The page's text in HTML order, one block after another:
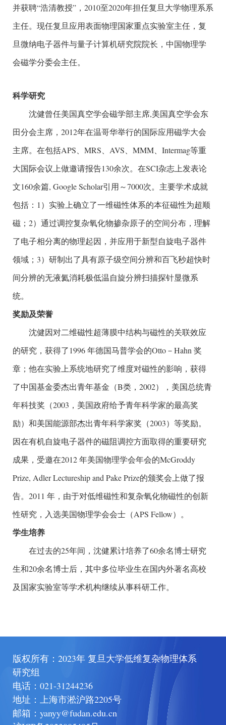
并获聘“浩清教授”，2010至2020年担任复旦大学物理系系
主任。现任复旦应用表面物理国家重点实验室主任，复
旦微纳电子器件与量子计算机研究院院长，中国物理学
会磁学分委会主任。
科学研究
沈健曾任美国真空学会磁学部主席,美国真空学会东
田分会主席，2012年在温哥华举行的国际应用磁学大会
主席。在包括APS、MRS、AVS、MMM、Intermag等重
大国际会议上做邀请报告130余次。在SCI杂志上发表论
文160余篇, Google Scholar引用～7000次。主要学术成就
包括：1）实验上确立了一维磁性体系的本征磁性为超顺
磁；2）通过调控复杂氧化物掺杂原子的空间分布，理解
了电子相分离的物理起因，并应用于新型自旋电子器件
领域；3）研制出了具有原子级空间分辨和百飞秒超快时
间分辨的无液氦消耗极低温自旋分辨扫描探针显微系
统。
奖励及荣誉
沈健因对二维磁性超薄膜中结构与磁性的关联效应
的研究，获得了1996 年德国马普学会的Otto－Hahn 奖
章；他在实验上系统地研究了维度对磁性的影响，获得
了中国基金委杰出青年基金（B类，2002），美国总统青
年科技奖（2003，美国政府给予青年科学家的最高奖
励）和美国能源部杰出青年科学家奖（2003）等奖励。
因在有机自旋电子器件的磁阻调控方面取得的重要研究
成果，受邀在2012 年美国物理学会年会的McGroddy
Prize, Adler Lectureship and Pake Prize的颁奖会上做了报
告。2011 年，由于对低维磁性和复杂氧化物磁性的创新
性研究，入选美国物理学会会士（APS Fellow）。
学生培养
在过去的25年间，沈健累计培养了60余名博士研究
生和20余名博士后，其中多位毕业生在国内外著名高校
及国家实验室等学术机构继续从事科研工作。
版权所有：2023年 复旦大学低维复杂物理体系
研究组
电话： 021-31244236
地址： 上海市淞沪路2205号
邮箱： yanyy@fudan.edu.cn